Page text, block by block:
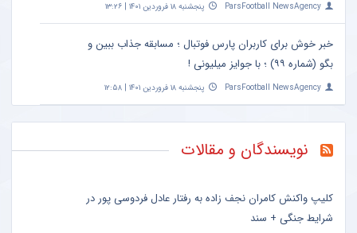
ParsFootball NewsAgency پنجشنبه ۱۸ فروردین ۱۴۰۱ | ۱۳:۲۶
خبر خوش برای کاربران پارس فوتبال ؛ مسابقه جذاب ببین و
بگو (شماره ۹۹) ؛ با جوایز میلیونی !
ParsFootball NewsAgency پنجشنبه ۱۸ فروردین ۱۴۰۱ | ۱۲:۵۸
نویسندگان و مقالات
کلیپ واکنش کامران نجف زاده به رفتار عادل فردوسی پور در
شرایط جنگی + سند